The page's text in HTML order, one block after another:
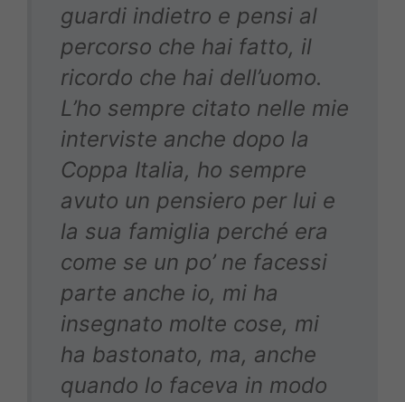
guardi indietro e pensi al
percorso che hai fatto, il
ricordo che hai dell’uomo.
L’ho sempre citato nelle mie
interviste anche dopo la
Coppa Italia, ho sempre
avuto un pensiero per lui e
la sua famiglia perché era
come se un po’ ne facessi
parte anche io, mi ha
insegnato molte cose, mi
ha bastonato, ma, anche
quando lo faceva in modo